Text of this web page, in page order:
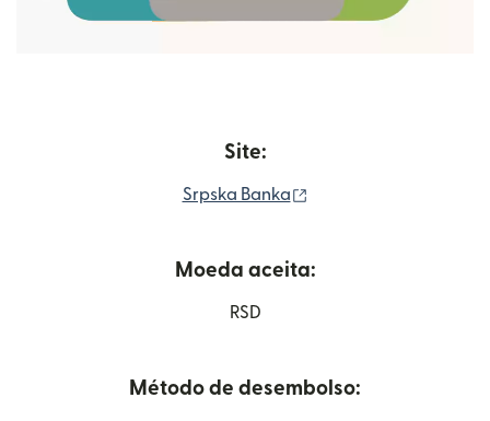
Site:
Srpska Banka
Moeda aceita:
RSD
Método de desembolso: